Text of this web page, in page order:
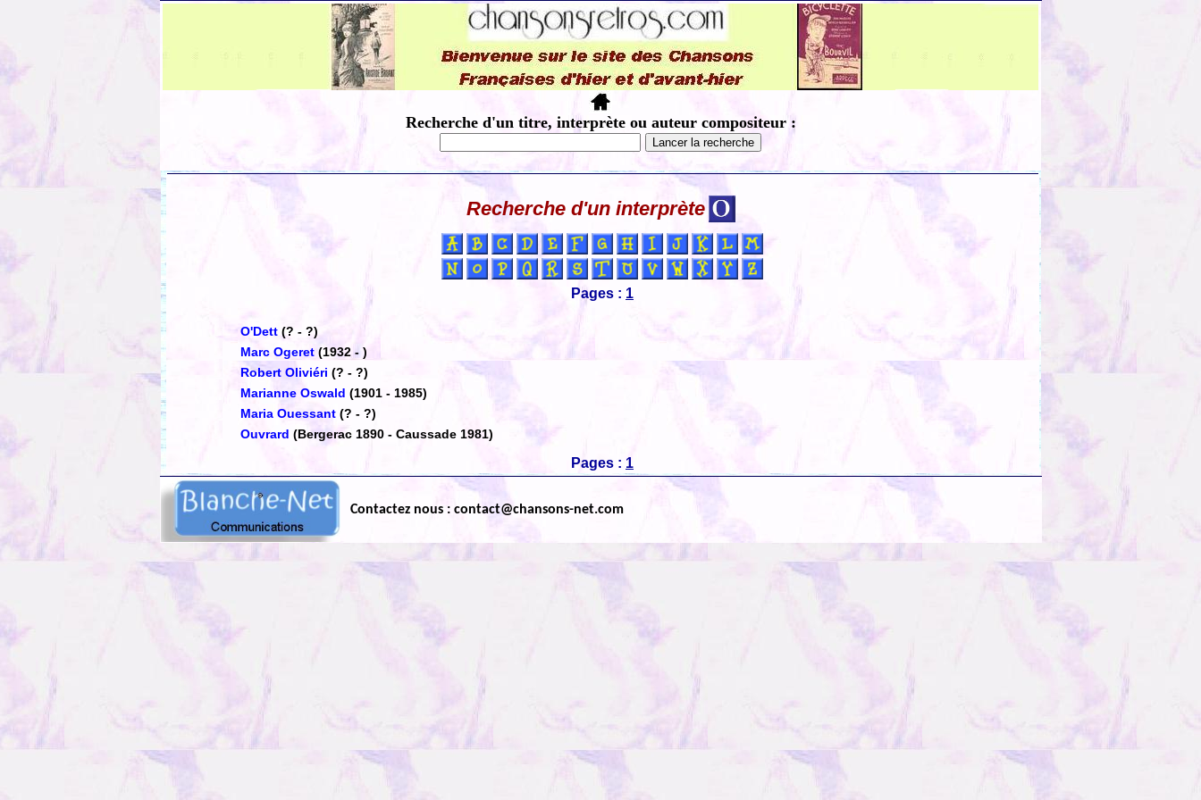
Recherche d'un titre, interprète ou auteur compositeur :
Recherche d'un interprète
Pages : 1
O'Dett (? - ?)
Marc Ogeret (1932 - )
Robert Oliviéri (? - ?)
Marianne Oswald (1901 - 1985)
Maria Ouessant (? - ?)
Ouvrard (Bergerac 1890 - Caussade 1981)
Pages : 1
Contactez nous : contact@chansons-net.com